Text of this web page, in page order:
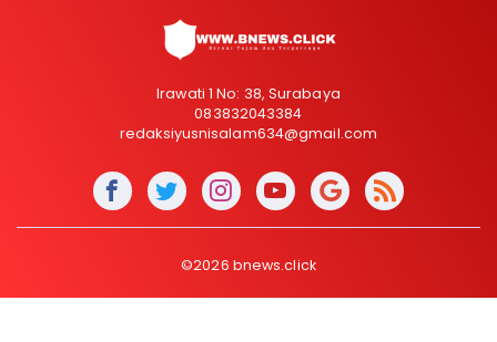
Irawati 1 No: 38, Surabaya
083832043384
redaksiyusnisalam634@gmail.com
©2026 bnews.click